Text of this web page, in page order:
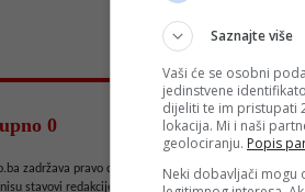
0
zadržava pravo da obriše neprimjereni dio ili cijeli
stavovi redakcije web portala Depo.ba!
Saznajte više
Vaši će se osobni
jedinstvene
dijeliti te im pristupati
lokacija. Mi i naši
geolociranju. Popis
Neki dobavljači mogu